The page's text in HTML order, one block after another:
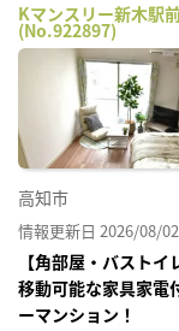
Kマンスリー新木駅
(No.922897)
高知市
情報更新日 2026/08/
【角部屋・バスト
移動可能な家具家電
ーマンション！